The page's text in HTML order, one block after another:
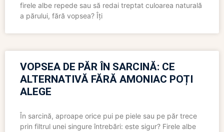
firele albe repede sau să redai treptat culoarea naturală
a părului, fără vopsea? Îți
VOPSEA DE PĂR ÎN SARCINĂ: CE
ALTERNATIVĂ FĂRĂ AMONIAC POȚI
ALEGE
În sarcină, aproape orice pui pe piele sau pe păr trece
prin filtrul unei singure întrebări: este sigur? Firele albe